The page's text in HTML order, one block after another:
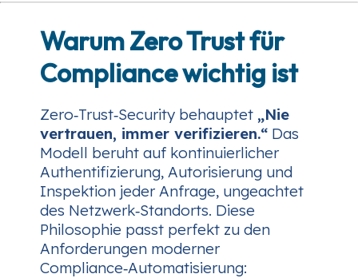
Warum Zero Trust für
Compliance wichtig ist
Zero‑Trust‑Security behauptet „Nie
vertrauen, immer verifizieren.“ Das
Modell beruht auf kontinuierlicher
Authentifizierung, Autorisierung und
Inspektion jeder Anfrage, ungeachtet
des Netzwerk‑Standorts. Diese
Philosophie passt perfekt zu den
Anforderungen moderner
Compliance‑Automatisierung: